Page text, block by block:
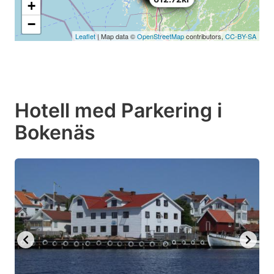
+
−
Leaflet | Map data ©OpenStreetMapcontributors, CC-BY-SA
Hotell med Parkering i
Bokenäs